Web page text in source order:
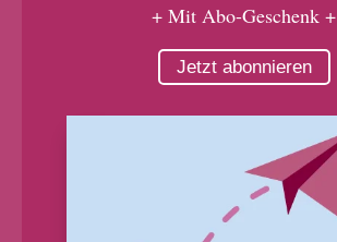
+ Mit Abo-Geschenk +
Jetzt abonnieren